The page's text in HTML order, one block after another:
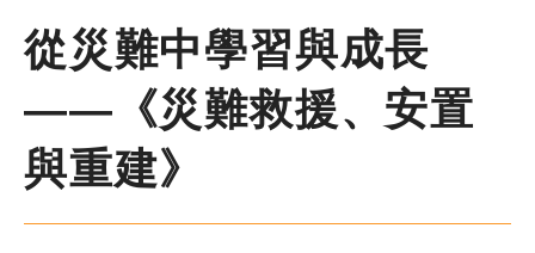
字
季刊簡介
主題座談
從災難中學習與成長
——《災難救援、安置
與重建》